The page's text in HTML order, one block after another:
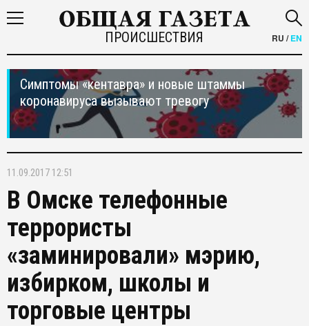
ПРОИСШЕСТВИЯ RU /EN
Симптомы «кентавра» и новые штаммы
коронавируса вызывают тревогу
11.09.2017 12:51
В Омске телефонные
террористы
«заминировали» мэрию,
избирком, школы и
торговые центры